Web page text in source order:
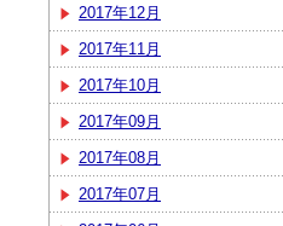
2017年12月
2017年11月
2017年10月
2017年09月
2017年08月
2017年07月